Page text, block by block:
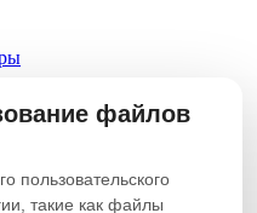
файлов
пользовательского
такие как файлы